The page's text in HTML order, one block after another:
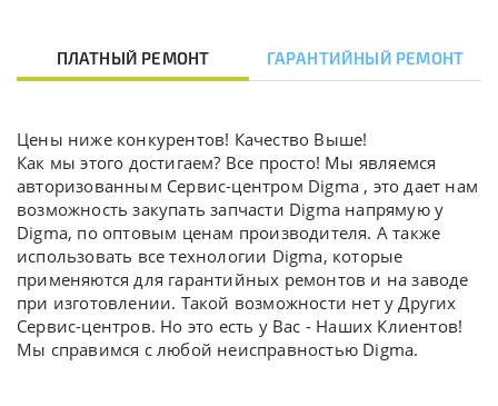
ПЛАТНЫЙ РЕМОНТ ГАРАНТИЙНЫЙ РЕМОНТ
Цены ниже конкурентов! Качество Выше!
Как мы этого достигаем? Все просто! Мы являемся
авторизованным Сервис-центром Digma , это дает нам
возможность закупать запчасти Digma напрямую у
Digma, по оптовым ценам производителя. А также
использовать все технологии Digma, которые
применяются для гарантийных ремонтов и на заводе
при изготовлении. Такой возможности нет у Других
Сервис-центров. Но это есть у Вас - Наших Клиентов!
Мы справимся с любой неисправностью Digma.